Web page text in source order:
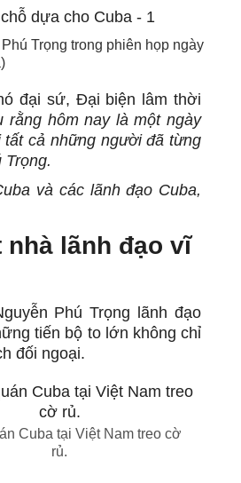
Trọng trong phiên họp ngày
đại sứ, Đại biện lâm thời
rằng hôm nay là một ngày
cả những người đã từng
và các lãnh đạo Cuba,
nhà lãnh đạo vĩ
Phú Trọng lãnh đạo
tiến bộ to lớn không chỉ
đối ngoại.
Cuba tại Việt Nam treo cờ
rủ.